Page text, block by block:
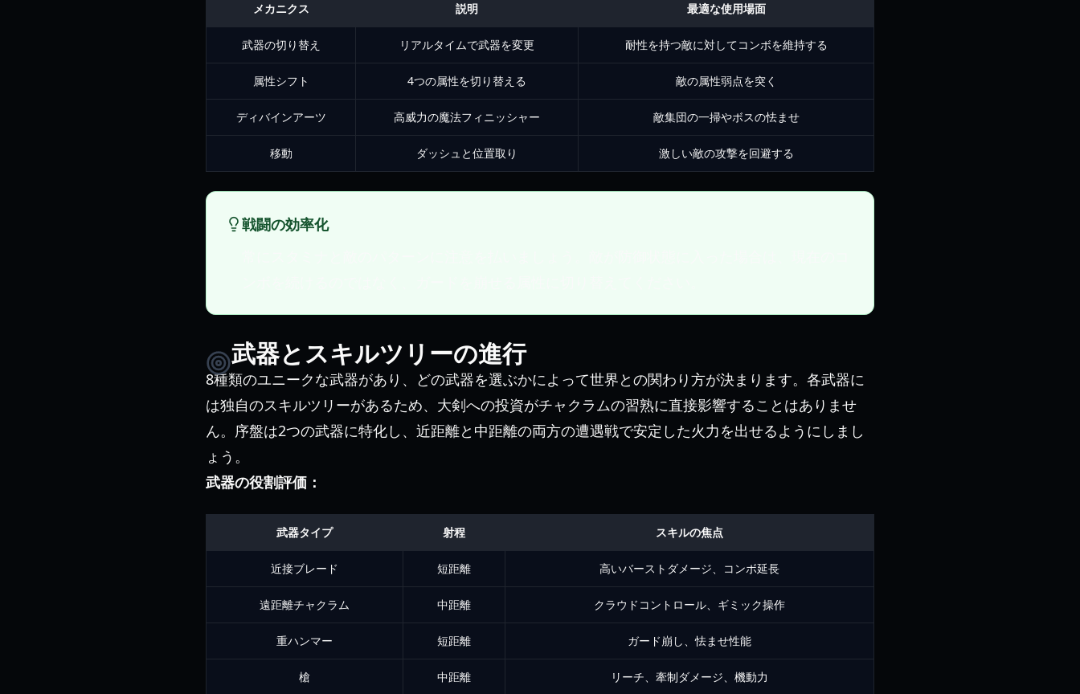
メカニクス 説明 最適な使用場面
武器の切り替え リアルタイムで武器を変更 耐性を持つ敵に対してコンボを維持する
属性シフト 4つの属性を切り替える 敵の属性弱点を突く
ディバインアーツ 高威力の魔法フィニッシャー 敵集団の一掃やボスの怯ませ
移動 ダッシュと位置取り 激しい敵の攻撃を回避する
戦闘の効率化
武器とスキルツリーの進行
8種類のユニークな武器があり、どの武器を選ぶかによって世界との関わり方が決まります。各武器に
は独自のスキルツリーがあるため、大剣への投資がチャクラムの習熟に直接影響することはありませ
ん。序盤は2つの武器に特化し、近距離と中距離の両方の遭遇戦で安定した火力を出せるようにしまし
ょう。
武器の役割評価：
武器タイプ 射程 スキルの焦点
近接ブレード 短距離 高いバーストダメージ、コンボ延長
遠距離チャクラム 中距離 クラウドコントロール、ギミック操作
重ハンマー 短距離 ガード崩し、怯ませ性能
槍 中距離 リーチ、牽制ダメージ、機動力